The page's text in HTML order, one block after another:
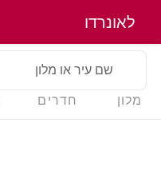
לאונרדו
שם עיר או מלון
מלון חדרים